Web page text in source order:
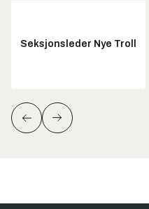
Seksjonsleder Nye Troll